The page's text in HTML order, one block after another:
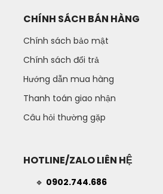
CHÍNH SÁCH BÁN HÀNG
Chính sách bảo mật
Chính sách đổi trả
Hướng dẫn mua hàng
Thanh toán giao nhận
Câu hỏi thường gặp
HOTLINE/ZALO LIÊN HỆ
🔹 0902.744.686